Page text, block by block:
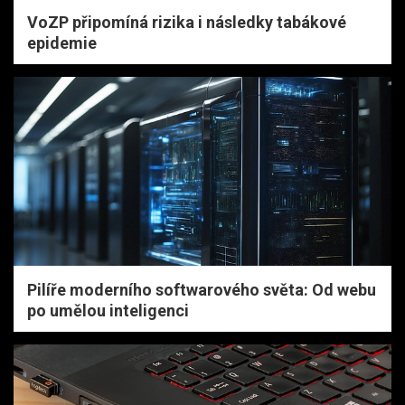
VoZP připomíná rizika i následky tabákové
epidemie
Pilíře moderního softwarového světa: Od webu
po umělou inteligenci